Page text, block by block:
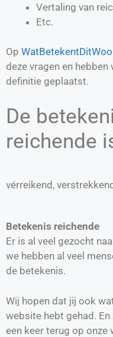
Vertaling van
Etc.
Op
deze vragen en hebben
definitie geplaatst.
De
reichende
vérreikend,
Betekenis reichende
Er is al veel gezocht
we hebben al veel
de betekenis.
Wij hopen dat jij ook
website hebt gehad.
een keer terug op onze